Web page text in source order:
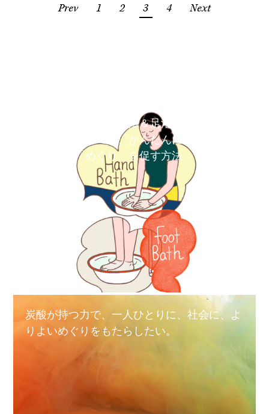
Prev 1 2 3 4 Next
炭酸水で手浴＆足浴｜ほ
っと一息、かんたんに
「めぐり」を促す方法
炭酸が持つ力で、一人ひとりに、社会に、よ
りよいめぐりをもたらしたい。